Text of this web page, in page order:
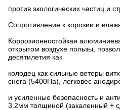
против экологических частиц и
Сопротивление к корозии и
Коррозионностойкая
открытом воздухе пользы,
десятилетия как
колодец как сильные ветеры
снега (5400Па), легковес
и усиленные безопасность и
3.2мм толщиной (закаленный +